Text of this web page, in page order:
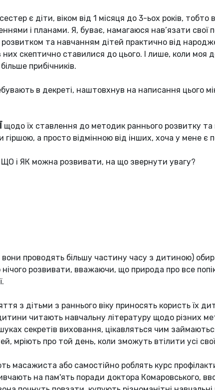
є діти, віком від 1 місяця до 3-ьох років,
і планами. Я, буває, намагаюся нав’язати свої
та навчанням дітей практично від
них скептично ставилися до цього. І лише, коли моя
прибічників.
в декреті, наштовхнув на написання цього
щодо їх ставлення до методик раннього розвитку та
а просто відмінною від інших, хоча у мене є
ЩО і ЯК можна розвивати, на що звернути увагу?
проводять більшу частину часу з дитиною)
розвивати, вважаючи, що природа про все
з дітьми з раннього віку приносять користь їх
читають навчальну літературу щодо різних
секретів виховання, цікавляться чим
мріють про той день, коли зможуть втілити усі свої
масажиста або самостійно роблять курс
на пам'ять поради доктора Комаровського,